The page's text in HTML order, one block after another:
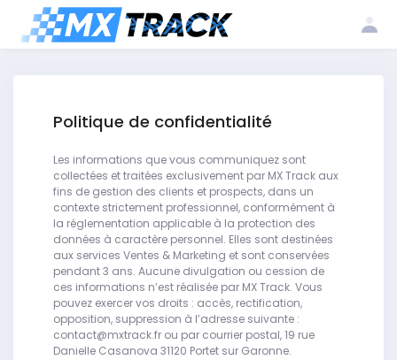
Log
in
Create my
account
Politique de confidentialité
Les informations que vous communiquez sont
collectées et traitées exclusivement par MX Track aux
fins de gestion des clients et prospects, dans un
contexte strictement professionnel, conformément à
la réglementation applicable à la protection des
données à caractère personnel. Elles sont destinées
aux services Ventes & Marketing et sont conservées
pendant 3 ans. Aucune divulgation ou cession de
ces informations n’est réalisée par MX Track. Vous
pouvez exercer vos droits : accès, rectification,
opposition, suppression à l’adresse suivante :
contact@mxtrack.fr ou par courrier postal, 19 rue
Danielle Casanova 31120 Portet sur Garonne.